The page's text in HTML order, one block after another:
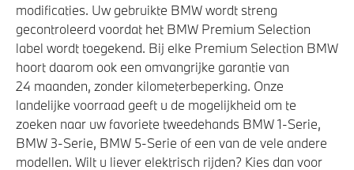
modificaties. Uw gebruikte BMW wordt streng
gecontroleerd voordat het BMW Premium Selection
label wordt toegekend. Bij elke Premium Selection BMW
hoort daarom ook een omvangrijke garantie van
24 maanden, zonder kilometerbeperking. Onze
landelijke voorraad geeft u de mogelijkheid om te
zoeken naar uw favoriete tweedehands BMW 1-Serie,
BMW 3-Serie, BMW 5-Serie of een van de vele andere
modellen. Wilt u liever elektrisch rijden? Kies dan voor